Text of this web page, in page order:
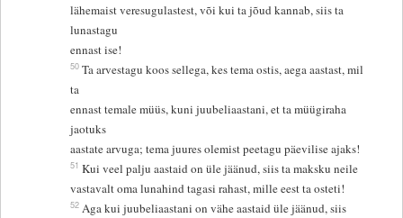
lähemaist veresugulastest, või kui ta jõud kannab, siis ta
lunastagu
ennast ise!
50 Ta arvestagu koos sellega, kes tema ostis, aega aastast, mil
ta
ennast temale müüs, kuni juubeliaastani, et ta müügiraha
jaotuks
aastate arvuga; tema juures olemist peetagu päevilise ajaks!
51 Kui veel palju aastaid on üle jäänud, siis ta maksku neile
vastavalt oma lunahind tagasi rahast, mille eest ta osteti!
52 Aga kui juubeliaastani on vähe aastaid üle jäänud, siis